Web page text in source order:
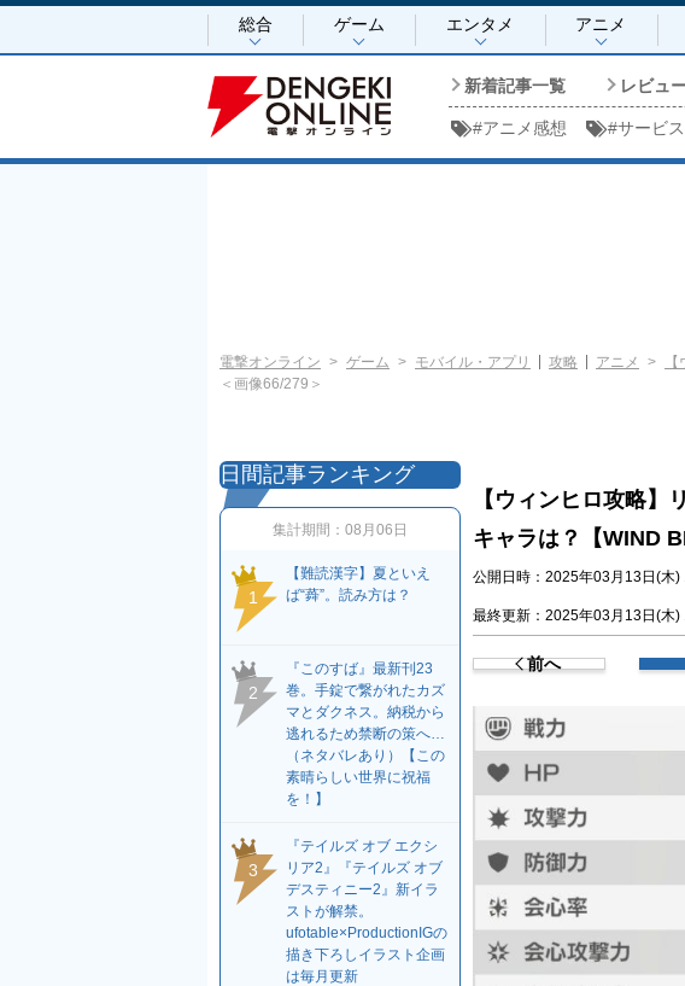
総合 ゲーム エンタメ アニメ
新着記事一覧 レビュ
#アニメ感想 #サービ
電撃オンライン ゲーム モバイル・アプリ 攻略 アニメ
＜画像66/279＞
【ウィンヒロ攻略】
キャラは？【WIND
公開日時：2025年03月13日(木)
最終更新：2025年03月13日(木)
前へ
日間記事ランキング
集計期間： 08月06日
1
【難読漢字】夏といえ
ば“蕣”。読み方は？
2
『このすば』最新刊23
巻。手錠で繋がれたカズ
マとダクネス。納税から
逃れるため禁断の策へ…
（ネタバレあり）【この
素晴らしい世界に祝福
を！】
3
『テイルズ オブ エクシ
リア2』『テイルズ オブ
デスティニー2』新イラ
ストが解禁。
ufotable×ProductionIGの
描き下ろしイラスト企画
は毎月更新